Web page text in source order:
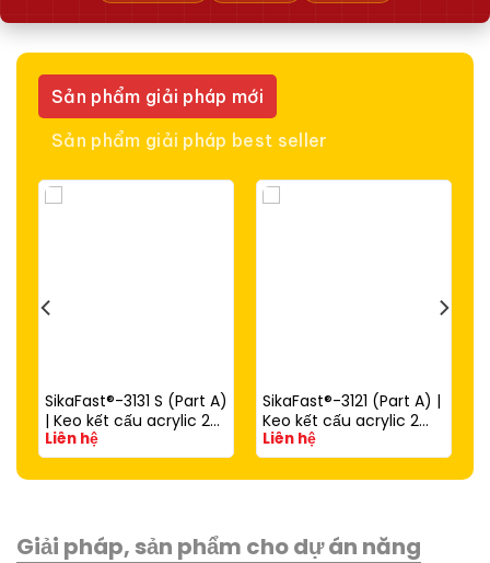
Sản phẩm giải pháp mới
Sản phẩm giải pháp best seller
SikaFast®-3131 S (Part A)
| Keo kết cấu acrylic 2
thành phần đóng rắn
nhanh dùng với
SikaFast®-3081 N (Part
Liên hệ
SikaFast®-3121 (Part A) |
Keo kết cấu acrylic 2
thành phần đóng rắn
nhanh (dùng với
SikaFast®-3081 N Part B)
Liên hệ
Giải pháp, sản phẩm cho dự án năng